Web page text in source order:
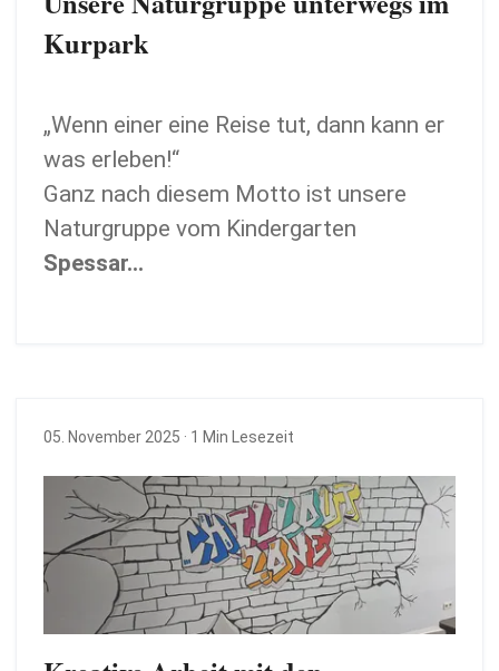
Kurpark
„Wenn einer eine Reise tut, dann kann er
was erleben!“
Ganz nach diesem Motto ist unsere
Naturgruppe vom Kindergarten
Spessar…
05. November 2025 · 1 Min Lesezeit